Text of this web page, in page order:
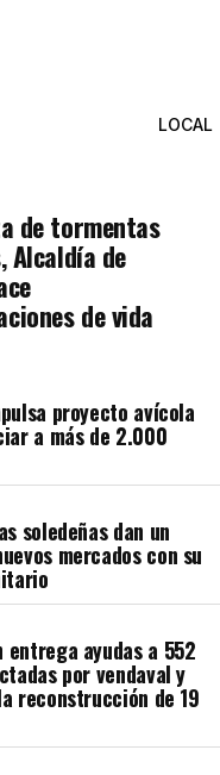
LOCAL
de tormentas
Alcaldía de
de vida
proyecto avícola
a más de 2.000
soledeñas dan un
mercados con su
entrega ayudas a 552
por vendaval y
reconstrucción de 19